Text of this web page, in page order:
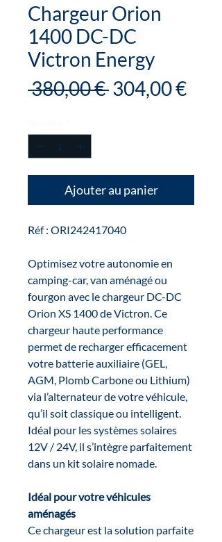
Chargeur Orion
1400 DC-DC
Victron Energy
380,00 € Prix
304,00 €Prix
Ajouter au panier
Réf : ORI242417040
Optimisez votre autonomie en
camping-car, van aménagé ou
fourgon avec le chargeur DC-DC
Orion XS 1400 de Victron. Ce
chargeur haute performance
permet de recharger efficacement
votre batterie auxiliaire (GEL,
AGM, Plomb Carbone ou Lithium)
via l’alternateur de votre véhicule,
qu’il soit classique ou intelligent.
Idéal pour les systèmes solaires
12V / 24V, il s’intègre parfaitement
dans un kit solaire nomade.
Idéal pour votre véhicules
aménagés
Ce chargeur est la solution parfaite